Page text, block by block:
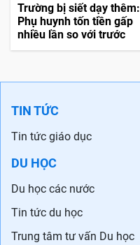
Trường bị siết dạy thêm:
Phụ huynh tốn tiền gấp
nhiều lần so với trước
TIN TỨC
Tin tức giáo dục
DU HỌC
Du học các nước
Tin tức du học
Trung tâm tư vấn Du học